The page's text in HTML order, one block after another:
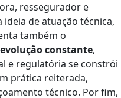
ressegurador e
de atuação técnica,
também o
constante,
e regulatória se constrói
prática reiterada,
técnico. Por fim,